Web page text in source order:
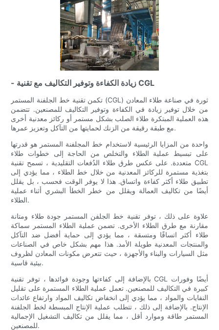
- زيادة الكفاءة وتوفير التكاليف مع تقنية CGL
تكمن تقنية خط الجلفنة المستمر (CGL) ثورة في صناعة طلاء المعادن
من خلال توفير زيادة في الكفاءة وتوفير التكاليف للمصنعين. تتضمن
هذه العملية المبتكرة طلاء الصلب بشكل مستمر أو ركائز معدنية أخرى
مع طبقة رقيقة من الزنك لحمايتها من التآكل وتعزيز عمرها.
واحدة من المزايا الرئيسية لاستخدام خط المجلفنة المستمر هو قدرتها
على تبسيط عملية الطلاء والتخلص من الحاجة إلى خطوات طلاء
متعددة. على عكس طرق طلاء الدُفعات التقليدية ، تسمح تقنية CGL
بتغذية مستمرة للركائز المعدنية من خلال خط الطلاء ، مما يؤدي إلى
تطبيق طلاء أكثر كفاءة واتساق. هذا لا يوفر الوقت فحسب ، بل يقلل
أيضًا من تكاليف العمالة ويقلل من خطر الخطأ البشري أثناء عملية
الطلاء.
علاوة على ذلك ، توفر تقنية خط الجلفن المستمر جودة طلاء ومتانة
مقارنة مع طرق الطلاء الأخرى. تضمن عملية الطلاء المستمر سماكة
طلاء أكثر اتساقًا ومتسقة ، مما يؤدي إلى حماية أفضل ضد التآكل
والمنتجات المعدنية طويلة الأمد. هذا مهم بشكل خاص في الصناعات
مثل السيارات والبناء والأجهزة ، حيث تتعرض مكونات المعادن لظروف
بيئية قاسية.
بالإضافة إلى كفاءتها وجودة فوائدها ، توفر تقنية CGL أيضًا وفورات
كبيرة في التكاليف للمصنعين. تعمل عملية الطلاء المستمرة على تقليل
النفايات والمواد ، مما يؤدي إلى انخفاض تكاليف المواد وارتفاع عائدات
الإنتاج. بالإضافة إلى ذلك ، تتطلب عملية الإنتاج المبسطة لخط الجلفنة
المستمر طاقة وموارد أقل ، مما يقلل من تكاليف التشغيل الإجمالية
للمصنعين.